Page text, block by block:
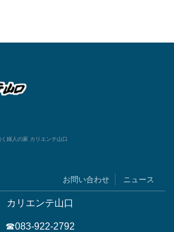
婦人の家 カリエンテ山口
お問い合わせ ニュース
カリエンテ山口
☎083-922-2792